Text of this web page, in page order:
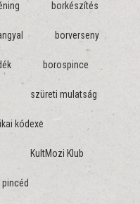
borkészítés
borverseny
borospince
szüreti mulatság
kódexe
KultMozi Klub
pincéd